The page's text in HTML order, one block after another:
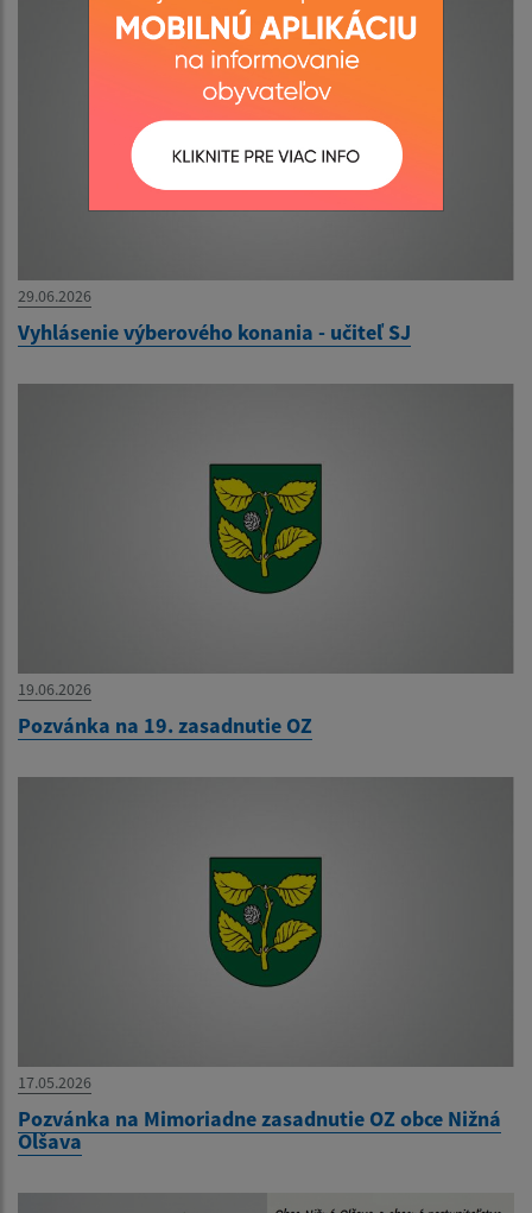
29.06.2026
Vyhlásenie výberového konania - učiteľ SJ
19.06.2026
Pozvánka na 19. zasadnutie OZ
17.05.2026
Pozvánka na Mimoriadne zasadnutie OZ obce Nižná
Olšava